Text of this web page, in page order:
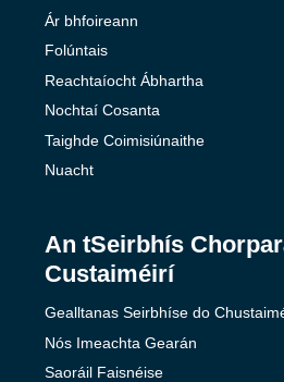
Ár bhfoireann
Folúntais
Reachtaíocht Ábhartha
Nochtaí Cosanta
Taighde Coimisiúnaithe
Nuacht
An tSeirbhís
Custaiméirí
Gealltanas Seirbhíse do
Nós Imeachta Gearán
Saoráil Faisnéise